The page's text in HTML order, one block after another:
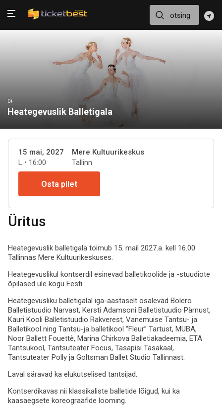
0+
Heategevuslik Balletigala
15 mai, 2027
L • 16:00
Mere Kultuurikeskus
Tallinn
Osta pilet
Üritus
Heategevuslik balletigala toimub 15. mail 2027.a. kell 16.00
Tallinnas Mere Kultuurikeskuses.
Heategevuslikul kontserdil esinevad balletikoolide ja -stuudiote
õpilased üle kogu Eesti.
Heategevusliku balletigalal iga-aastaselt osalevad Bolero
Balletistuudio Narvast, Kersti Adamsoni Balletistuudio Pärnust,
Kauri Kooli Balletistuudio Rakverest, Vanemuise Tantsu- ja
Balletikool ning Tantsu-ja balletikool “Fleur” Tartust, MUBA,
Noor Ballett Fouettè, Marina Chirkova Balletiakadeemia, ETA
Tantsukool, Tantsuteater Focus, Tasapisi Tasakaal,
Tantsuteater Polly ja Goltsman Ballet Studio Tallinnast.
Laval säravad ka elukutselised tantsijad.
Kontserdikavas nii klassikaliste balletide lõigud, kui ka
kaasaegsete koreograafide looming.